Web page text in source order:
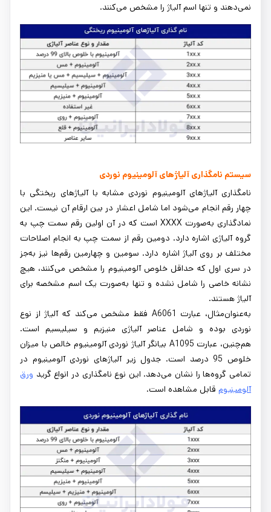
نمی‌دهند و تنها اسم آلیاژ را مشخص می‌کنند.
سیستم نامگذاری آلیاژهای آلومینیوم نوردی
نامگذاری آلیاژهای آلومینیوم نوردی مشابه با آلیاژهای ریختگی با
چهار رقم انجام می‌شود اما شامل اعشار در بین ارقام آن نیست. این
نمادگذاری به‌صورت XXXX است که در آن اولین رقم سمت چپ به
گروه آلیاژی اشاره دارد. دومین رقم از سمت چپ به انجام اصلاحات
مختلف بر روی آلیاژ اشاره دارد. سومین و چهارمین رقم‌ها نیز به‌جز
در سری اول که حداقل خلوص آلومینیوم را مشخص می‌کنند، هیچ
نشانه خاصی را شامل نشده و تنها به‌صورت یک اسم مشخصه برای
آلیاژ هستند.
به‌عنوان‌مثال، عبارت A6061 فقط مشخص می‌کند که آلیاژ از نوع
نوردی بوده و شامل عناصر آلیاژی منیزیم و سیلیسیم است.
هم‌چنین، عبارت A1095 بیانگر آلیاژ نوردی آلومینیوم خالص با میزان
خلوص 95 درصد است. جدول زیر آلیاژهای نوردی آلومینیوم در
تمامی گروه‌ها را نشان می‌دهد. این نوع نامگذاری در انواع گرید ورق
آلومینیوم قابل مشاهده است.